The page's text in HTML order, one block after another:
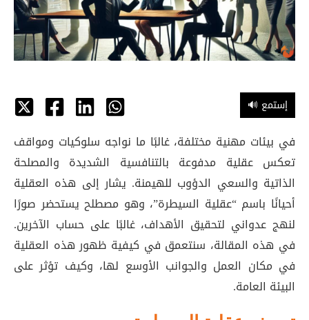
🔊 إستمع
في بيئات مهنية مختلفة، غالبًا ما نواجه سلوكيات ومواقف
تعكس عقلية مدفوعة بالتنافسية الشديدة والمصلحة
الذاتية والسعي الدؤوب للهيمنة. يشار إلى هذه العقلية
أحيانًا باسم “عقلية السيطرة”، وهو مصطلح يستحضر صورًا
لنهج عدواني لتحقيق الأهداف، غالبًا على حساب الآخرين.
في هذه المقالة، سنتعمق في كيفية ظهور هذه العقلية
في مكان العمل والجوانب الأوسع لها، وكيف تؤثر على
البيئة العامة.